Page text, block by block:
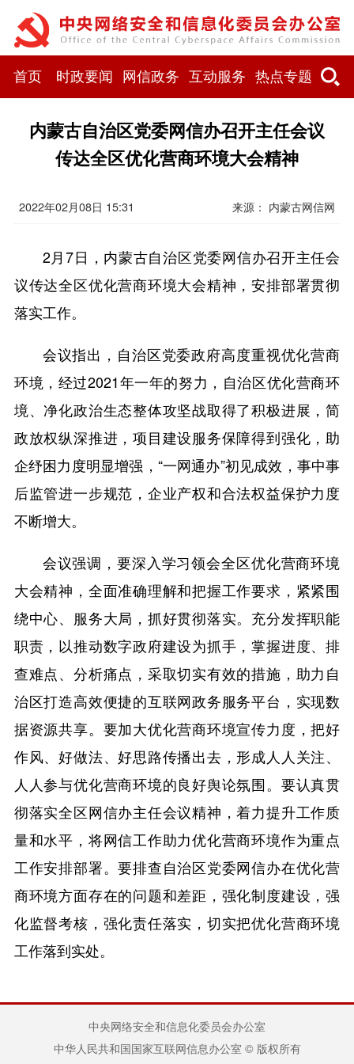
首页 时政要闻 网信政务 互动服务 热点专题
内蒙古自治区党委网信办召开主任会议
传达全区优化营商环境大会精神
2022年02月08日 15:31 来源： 内蒙古网信网
2月7日，内蒙古自治区党委网信办召开主任会
议传达全区优化营商环境大会精神，安排部署贯彻
落实工作。
会议指出，自治区党委政府高度重视优化营商
环境，经过2021年一年的努力，自治区优化营商环
境、净化政治生态整体攻坚战取得了积极进展，简
政放权纵深推进，项目建设服务保障得到强化，助
企纾困力度明显增强，“一网通办”初见成效，事中事
后监管进一步规范，企业产权和合法权益保护力度
不断增大。
会议强调，要深入学习领会全区优化营商环境
大会精神，全面准确理解和把握工作要求，紧紧围
绕中心、服务大局，抓好贯彻落实。充分发挥职能
职责，以推动数字政府建设为抓手，掌握进度、排
查难点、分析痛点，采取切实有效的措施，助力自
治区打造高效便捷的互联网政务服务平台，实现数
据资源共享。要加大优化营商环境宣传力度，把好
作风、好做法、好思路传播出去，形成人人关注、
人人参与优化营商环境的良好舆论氛围。要认真贯
彻落实全区网信办主任会议精神，着力提升工作质
量和水平，将网信工作助力优化营商环境作为重点
工作安排部署。要排查自治区党委网信办在优化营
商环境方面存在的问题和差距，强化制度建设，强
化监督考核，强化责任落实，切实把优化营商环境
工作落到实处。
中央网络安全和信息化委员会办公室
中华人民共和国国家互联网信息办公室 © 版权所有